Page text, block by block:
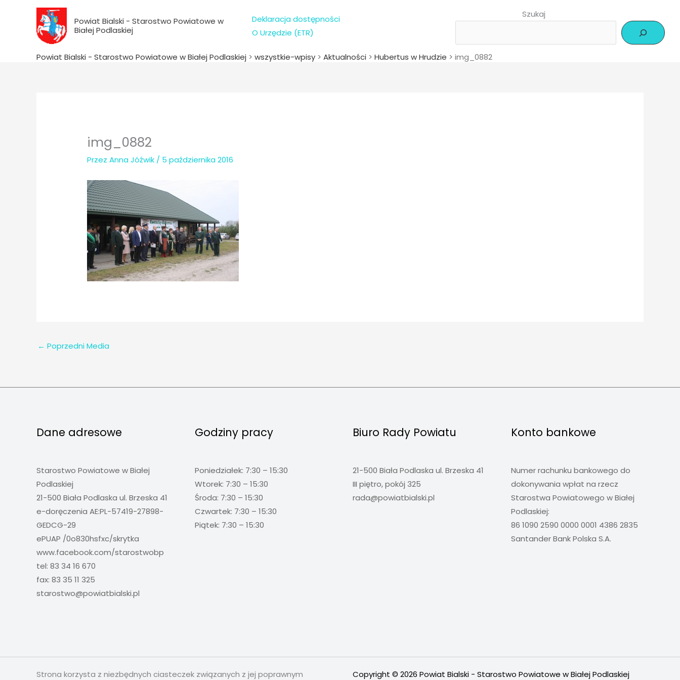
Powiat Bialski - Starostwo Powiatowe w
Białej Podlaskiej
Deklaracja dostępności
O Urzędzie (ETR)
Szukaj
Powiat Bialski - Starostwo Powiatowe w Białej Podlaskiej > wszystkie-wpisy > Aktualności > Hubertus w Hrudzie > img_0882
img_0882
PrzezAnna Jóźwik / 5 października 2016
← Poprzedni Media
Dane adresowe
Starostwo Powiatowe w Białej
Podlaskiej
21-500 Biała Podlaska ul. Brzeska 41
e-doręczenia AE:PL-57419-27898-
GEDCG-29
ePUAP /0o830hsfxc/skrytka
www.facebook.com/starostwobp
tel: 83 34 16 670
fax: 83 35 11 325
starostwo@powiatbialski.pl
Godziny pracy
Poniedziałek: 7:30 – 15:30
Wtorek: 7:30 – 15:30
Środa: 7:30 – 15:30
Czwartek: 7:30 – 15:30
Piątek: 7:30 – 15:30
Biuro Rady Powiatu
21-500 Biała Podlaska ul. Brzeska 41
III piętro, pokój 325
rada@powiatbialski.pl
Konto bankowe
Numer rachunku bankowego do
dokonywania wpłat na rzecz
Starostwa Powiatowego w Białej
Podlaskiej:
86 1090 2590 0000 0001 4386 2835
Santander Bank Polska S.A.
Strona korzysta z niezbędnych ciasteczek związanych z jej poprawnym Copyright © 2026 Powiat Bialski - Starostwo Powiatowe w Białej Podlaskiej